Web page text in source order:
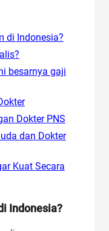
di Indonesia?
besarnya gaji
Dokter PNS
dan Dokter
Kuat Secara
Indonesia?